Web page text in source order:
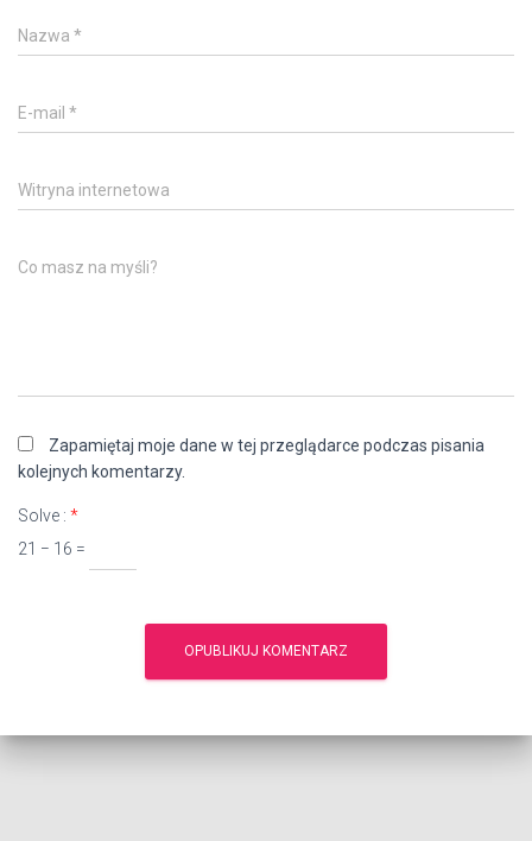
Nazwa *
E-mail *
Witryna internetowa
Co masz na myśli?
Zapamiętaj moje dane w tej przeglądarce podczas pisania
kolejnych komentarzy.
Solve : *
21 − 16 =